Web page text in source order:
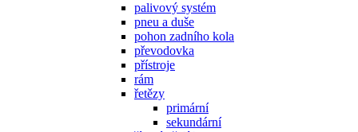
palivový systém
pneu a duše
pohon zadního kola
převodovka
přístroje
rám
řetězy
primární
sekundární